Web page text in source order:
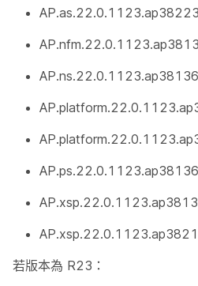
若版本為 R23：